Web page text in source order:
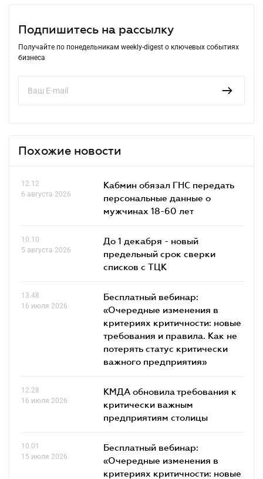
Подпишитесь на рассылку
Получайте по понедельникам weekly-digest о ключевых событиях
бизнеса
Похожие новости
12.12
6 августа 2026
Кабмин обязал ГНС передать
персональные данные о
мужчинах 18-60 лет
10.10
5 августа 2026
До 1 декабря - новый
предельный срок сверки
списков c ТЦК
13.48
16 июля 2026
Бесплатный вебинар:
«Очередные изменения в
критериях критичности: новые
требования и правила. Как не
потерять статус критически
важного предприятия»
12.28
16 июля 2026
КМДА обновила требования к
критически важным
предприятиям столицы
10.01
15 июля 2026
Бесплатный вебинар:
«Очередные изменения в
критериях критичности: новые